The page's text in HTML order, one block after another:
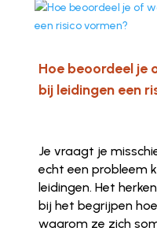
Hoe beoordeel je
bij leidingen een
Je vraagt je
echt een probleem
leidingen. Het
bij het begrijpen
waarom ze zich